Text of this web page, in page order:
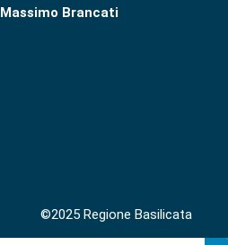
Massimo Brancati
©2025 Regione Basilicata